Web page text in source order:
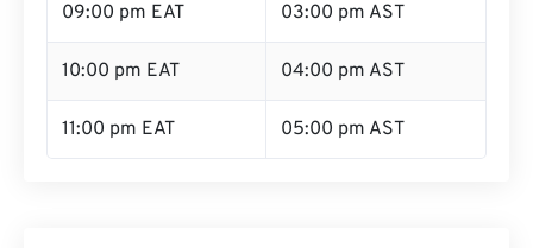
09:00 pm EAT 03:00 pm AST
10:00 pm EAT 04:00 pm AST
11:00 pm EAT 05:00 pm AST